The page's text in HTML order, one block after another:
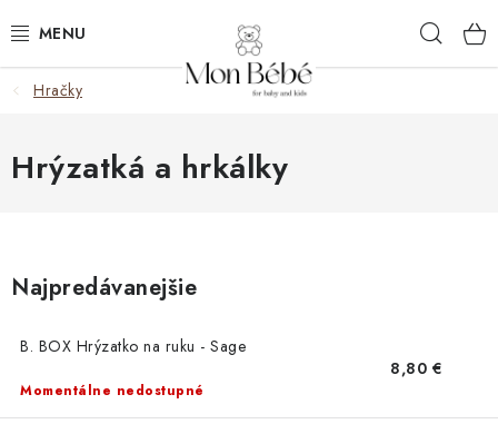
na
ZĽAVY
OBLEČENIE
KOČÍKY
Hračky
Hrýzatká a hrkálky
Najpredávanejšie
B. BOX Hrýzatko na ruku - Sage
Momentálne nedostupné
8,80 €